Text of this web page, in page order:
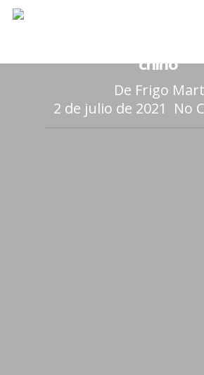
chino
De Frigo
2 de julio de 2021 No